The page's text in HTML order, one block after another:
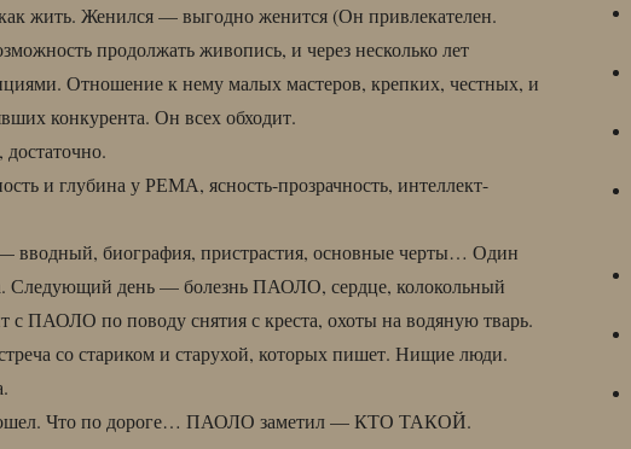
жить. Женился — выгодно женится (Он привлекателен.
продолжать живопись, и через несколько лет
Отношение к нему малых мастеров, крепких, честных, и
конкурента. Он всех обходит.
и глубина у РЕМА, ясность-прозрачность, интеллект-
вводный, биография, пристрастия, основные черты… Один
Следующий день — болезнь ПАОЛО, сердце, колокольный
с ПАОЛО по поводу снятия с креста, охоты на водяную тварь.
со стариком и старухой, которых пишет. Нищие люди.
Что по дороге… ПАОЛО заметил — КТО ТАКОЙ.